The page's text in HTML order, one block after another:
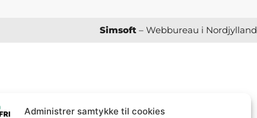
Administrer samtykke til cookies
Simsoft – Webbureau i Nordjylland